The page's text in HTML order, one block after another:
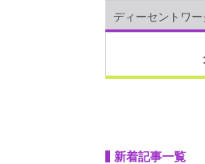
ディーセントワー
新着記事一覧